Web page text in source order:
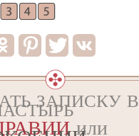
ЗАПИСКУ В
или